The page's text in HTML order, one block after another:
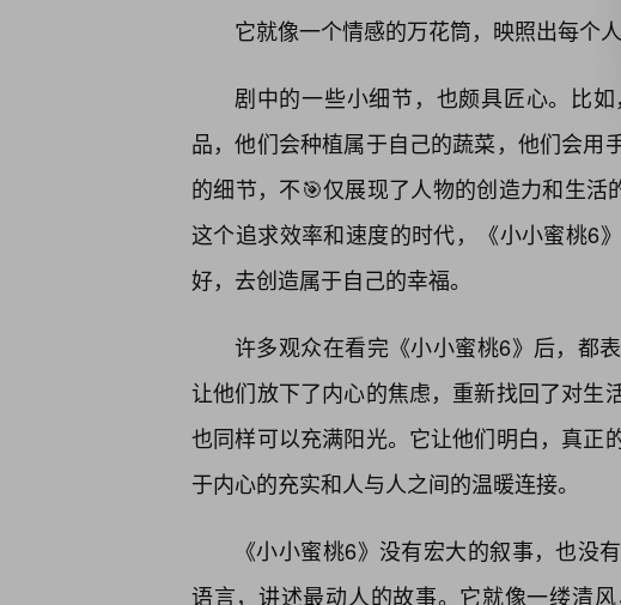
它就像一个情感的万花筒，映照出每个
剧中的一些小细节，也颇具匠心。比
品，他们会种植属于自己的蔬菜，他们会用
的细节，不🎯仅展现了人物的创造力和生活
这个追求效率和速度的时代，《小小蜜桃6
好，去创造属于自己的幸福。
许多观众在看完《小小蜜桃6》后，都
让他们放下了内心的焦虑，重新找回了对生
也同样可以充满阳光。它让他们明白，真正
于内心的充实和人与人之间的温暖连接。
《小小蜜桃6》没有宏大的叙事，也没
语言，讲述最动人的故事。它就像一缕清